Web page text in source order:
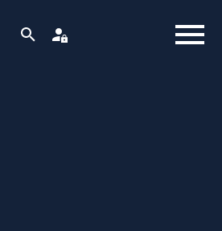
RECHERCHEESPACE PRO
MENU